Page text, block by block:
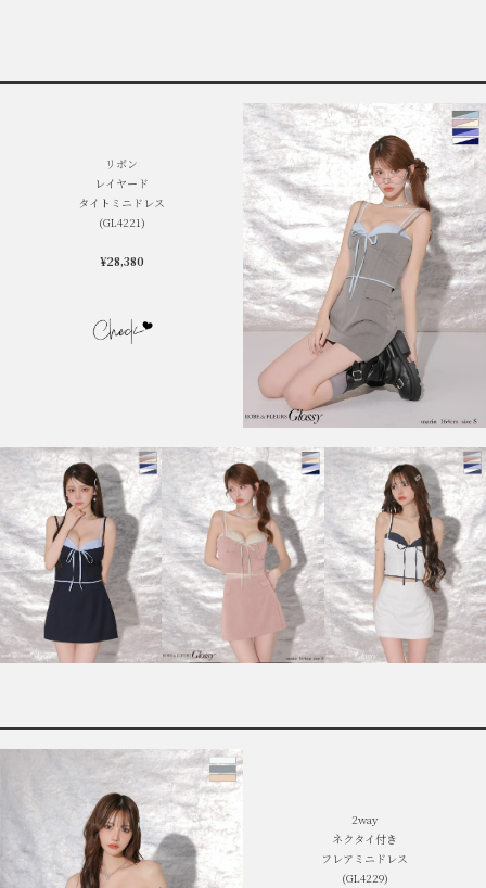
リボン
レイヤード
タイトミニドレス
(GL4221)
¥28,380
2way
ネクタイ付き
フレアミニドレス
(GL4229)